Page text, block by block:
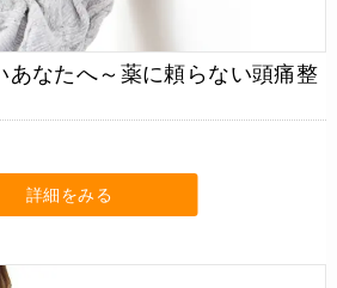
あなたへ～薬に頼らない頭痛整
詳細をみる